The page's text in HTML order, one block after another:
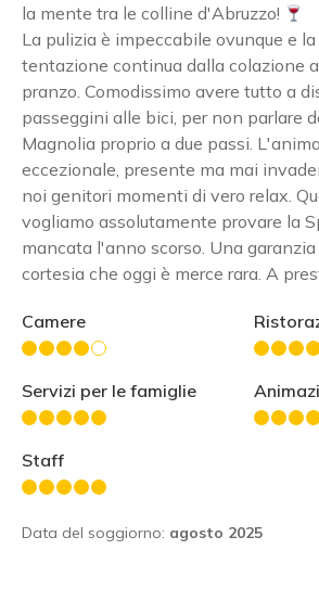
la mente tra le colline d'Abruzzo!
La pulizia è impeccabile ovunque e la
tentazione continua dalla colazione
pranzo. Comodissimo avere tutto a
passeggini alle bici, per non parlare
Magnolia proprio a due passi.
eccezionale, presente ma mai
noi genitori momenti di vero relax.
vogliamo assolutamente provare la
mancata l'anno scorso. Una
cortesia che oggi è merce rara. A
Camere
Servizi per le famiglie
Staff
Data del soggiorno: agosto 2025